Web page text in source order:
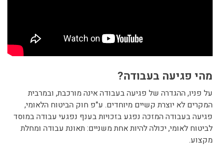
מהי פגיעה בעבודה?
על פניו, ההגדרה של פגיעה בעבודה אינה מורכבת, ובמרבית
המקרים לא יוצרת קשיים מיוחדים. ע"פ חוק הביטוח הלאומי,
פגיעה בעבודה המזכה נפגע בזכויות בענף נפגעי עבודה במוסד
לביטוח לאומי, יכולה להיות אחת משניים: תאונת עבודה ומחלת
מקצוע.